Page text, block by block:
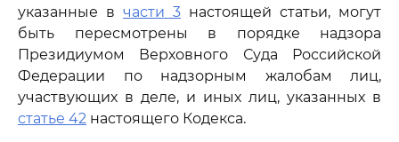
указанные в части 3 настоящей статьи, могут
быть пересмотрены в порядке надзора
Президиумом Верховного Суда Российской
Федерации по надзорным жалобам лиц,
участвующих в деле, и иных лиц, указанных в
статье 42 настоящего Кодекса.